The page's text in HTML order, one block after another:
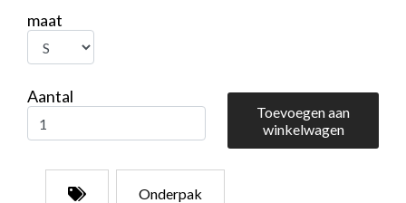
maat
Aantal
Toevoegen aan
winkelwagen
Onderpak